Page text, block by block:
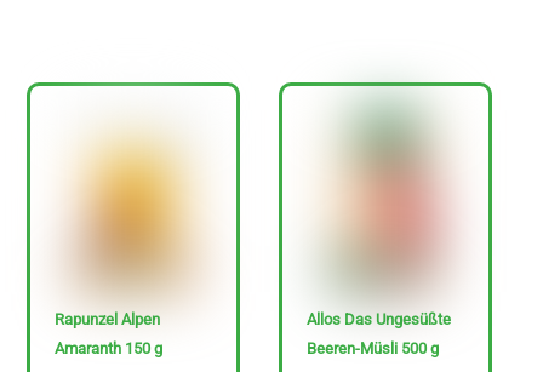
Rapunzel Alpen
Amaranth 150 g
Allos Das Ungesüßte
Beeren-Müsli 500 g